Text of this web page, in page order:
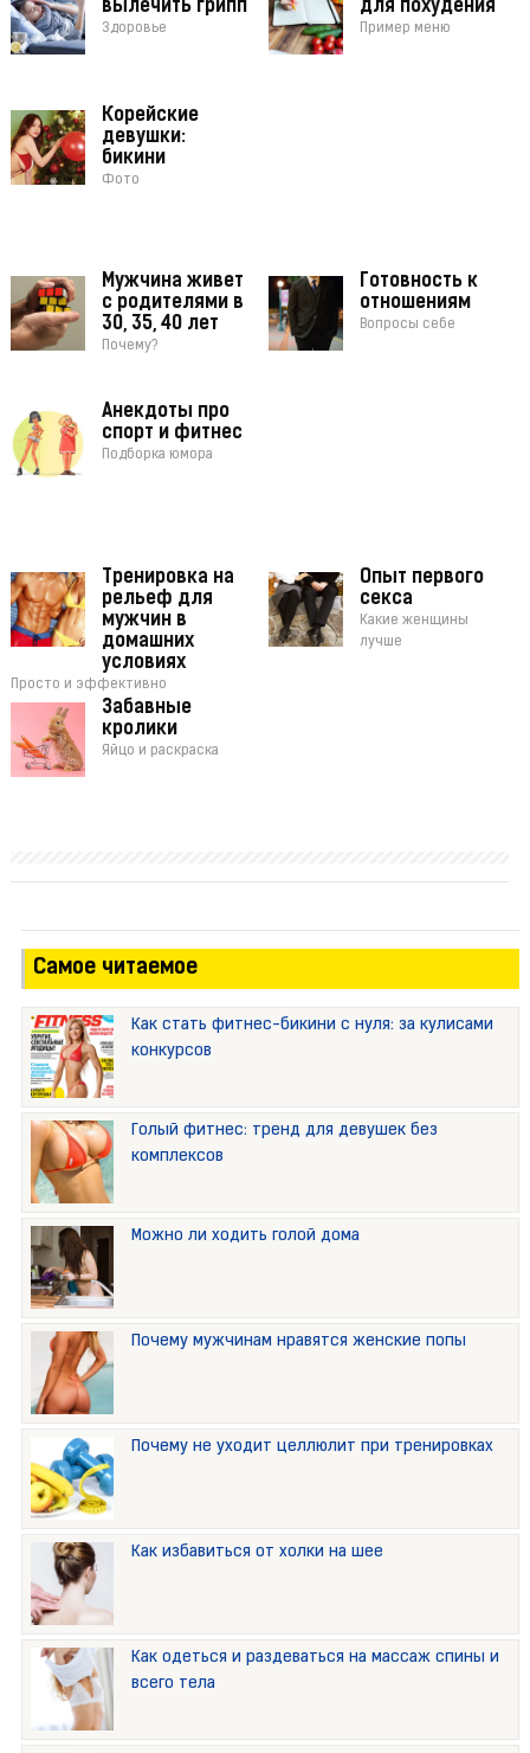
вылечить грипп
Здоровье
для похудения
Пример меню
Корейские
девушки:
бикини
Фото
Мужчина живет
с родителями в
30, 35, 40 лет
Почему?
Готовность к
отношениям
Вопросы себе
Анекдоты про
спорт и фитнес
Подборка юмора
Тренировка на
рельеф для
мужчин в
домашних
условиях
Просто и эффективно
Опыт первого
секса
Какие женщины
лучше
Забавные
кролики
Яйцо и раскраска
Самое читаемое
Как стать фитнес-бикини с нуля: за кулисами
конкурсов
Голый фитнес: тренд для девушек без
комплексов
Можно ли ходить голой дома
Почему мужчинам нравятся женские попы
Почему не уходит целлюлит при тренировках
Как избавиться от холки на шее
Как одеться и раздеваться на массаж спины и
всего тела